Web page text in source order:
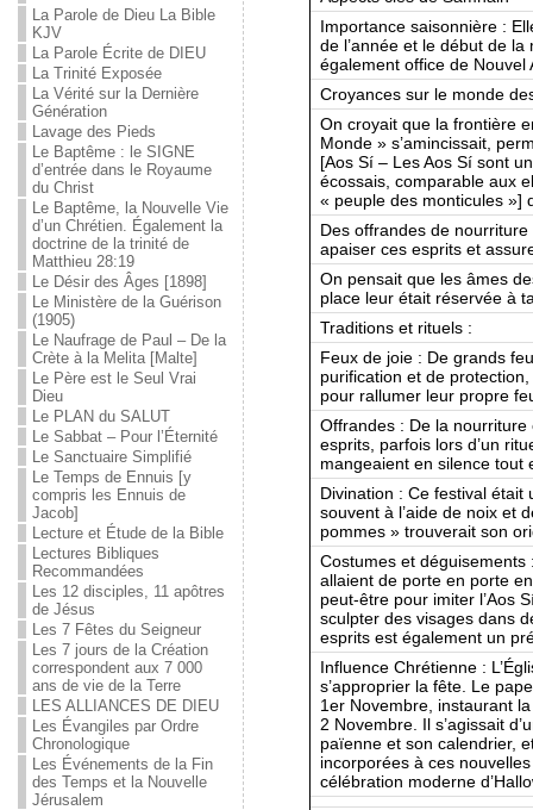
La Parole de Dieu La Bible
KJV
La Parole Écrite de DIEU
La Trinité Exposée
La Vérité sur la Dernière
Génération
Lavage des Pieds
Le Baptême : le SIGNE
d’entrée dans le Royaume
du Christ
Le Baptême, la Nouvelle Vie
d’un Chrétien. Également la
doctrine de la trinité de
Matthieu 28:19
Le Désir des Âges [1898]
Le Ministère de la Guérison
(1905)
Le Naufrage de Paul – De la
Crète à la Melita [Malte]
Le Père est le Seul Vrai
Dieu
Le PLAN du SALUT
Le Sabbat – Pour l’Éternité
Le Sanctuaire Simplifié
Le Temps de Ennuis [y
compris les Ennuis de
Jacob]
Lecture et Étude de la Bible
Lectures Bibliques
Recommandées
Les 12 disciples, 11 apôtres
de Jésus
Les 7 Fêtes du Seigneur
Les 7 jours de la Création
correspondent aux 7 000
ans de vie de la Terre
LES ALLIANCES DE DIEU
Les Évangiles par Ordre
Chronologique
Les Événements de la Fin
des Temps et la Nouvelle
Jérusalem
Importance saisonnière :
de l’année et le début de
également office de Nouvel
Croyances sur le monde
On croyait que la frontière
Monde » s’amincissait,
[Aos Sí – Les Aos Sí sont
écossais, comparable aux
« peuple des monticules »]
Des offrandes de
apaiser ces esprits et
On pensait que les âmes
place leur était réservée à
Traditions et rituels :
Feux de joie : De grands
purification et de
pour rallumer leur propre
Offrandes : De la
esprits, parfois lors d’un
mangeaient en silence tout
Divination : Ce festival était
souvent à l’aide de noix et
pommes » trouverait son
Costumes et
allaient de porte en porte
peut-être pour imiter l’Aos
sculpter des visages dans
esprits est également un
Influence Chrétienne :
s’approprier la fête. Le
1er Novembre, instaurant
2 Novembre. Il s’agissait
païenne et son calendrier,
incorporées à ces
célébration moderne